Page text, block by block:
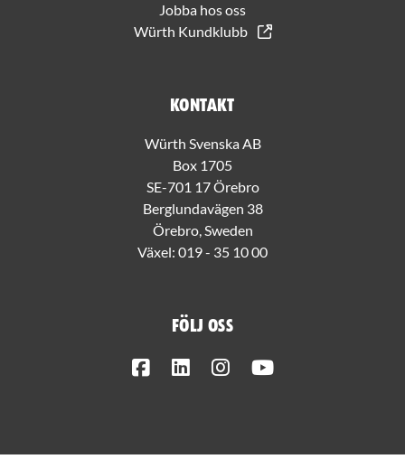
Jobba hos oss
Würth Kundklubb
Kontakt
Würth Svenska AB
Box 1705
SE-701 17 Örebro
Berglundavägen 38
Örebro, Sweden
Växel: 019 - 35 10 00
Följ oss
FacebookLinkedInInstagram